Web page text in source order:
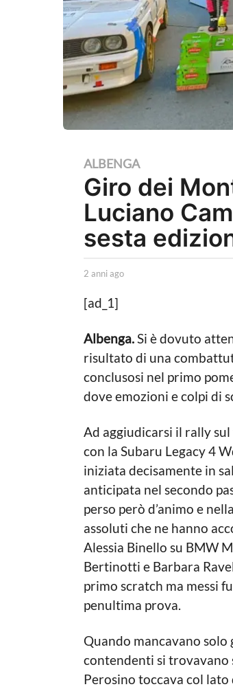
2
a
n
n
i
g
o
a
n
n
i
g
o
ALBENGA
Giro dei
Luciano
sesta
b
C
h
i
s
t
i
a
n
a
f
r
è
2 anni ago
a
o
[ad_1]
Albenga.Si è dovuto
risultato di una
conclusosi nel primo
dove emozioni e colpi di
Ad aggiudicarsi il rally
con la Subaru Legacy 4
iniziata decisamente in
anticipata nel secondo
perso però d’animo e
assoluti che ne hanno
Alessia Binello su BMW
Bertinotti e Barbara
primo scratch ma messi
penultima prova.
Quando mancavano solo
contendenti si trovavano
Perosino toccava col